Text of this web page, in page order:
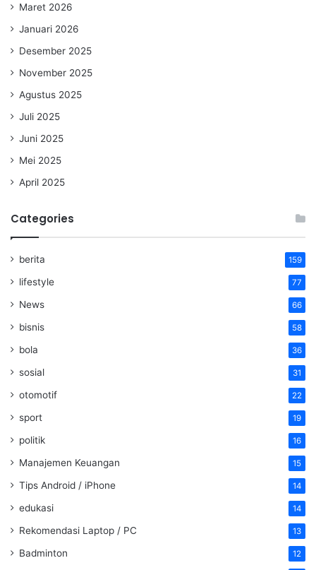
Maret 2026
Januari 2026
Desember 2025
November 2025
Agustus 2025
Juli 2025
Juni 2025
Mei 2025
April 2025
Categories
berita 159
lifestyle 77
News 66
bisnis 58
bola 36
sosial 31
otomotif 22
sport 19
politik 16
Manajemen Keuangan 15
Tips Android / iPhone 14
edukasi 14
Rekomendasi Laptop / PC 13
Badminton 12